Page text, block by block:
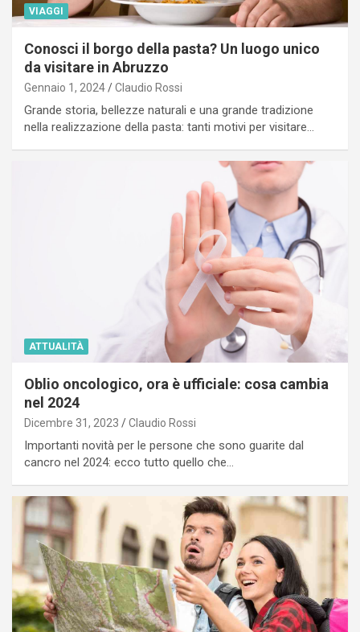
VIAGGI
Conosci il borgo della pasta? Un luogo unico
da visitare in Abruzzo
Gennaio 1, 2024 Claudio Rossi
Grande storia, bellezze naturali e una grande tradizione
nella realizzazione della pasta: tanti motivi per visitare…
ATTUALITÀ
Oblio oncologico, ora è ufficiale: cosa cambia
nel 2024
Dicembre 31, 2023 Claudio Rossi
Importanti novità per le persone che sono guarite dal
cancro nel 2024: ecco tutto quello che…